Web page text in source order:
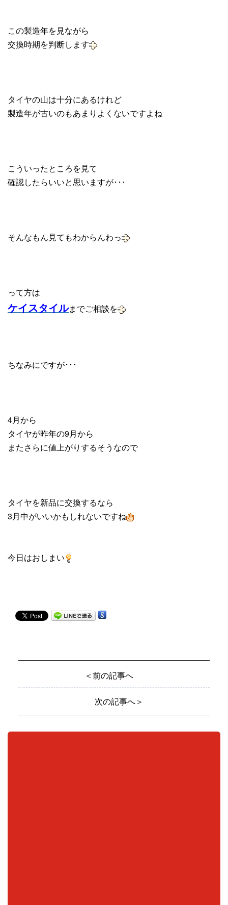
この製造年を見ながら
交換時期を判断します
タイヤの山は十分にあるけれど
製造年が古いのもあまりよくないですよね
こういったところを見て
確認したらいいと思いますが･･･
そんなもん見てもわからんわっ
って方は
ケイスタイルまでご相談を
ちなみにですが･･･
4月から
タイヤが昨年の9月から
またさらに値上がりするそうなので
タイヤを新品に交換するなら
3月中がいいかもしれないですね
今日はおしまい
＜前の記事へ
次の記事へ＞